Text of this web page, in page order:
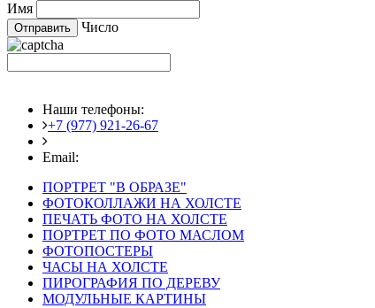
Имя
Число
Наши телефоны:
+7 (977) 921-26-67
Email:
ПОРТРЕТ "В ОБРАЗЕ"
ФОТОКОЛЛАЖИ НА ХОЛСТЕ
ПЕЧАТЬ ФОТО НА ХОЛСТЕ
ПОРТРЕТ ПО ФОТО МАСЛОМ
ФОТОПОСТЕРЫ
ЧАСЫ НА ХОЛСТЕ
ПИРОГРАФИЯ ПО ДЕРЕВУ
МОДУЛЬНЫЕ КАРТИНЫ